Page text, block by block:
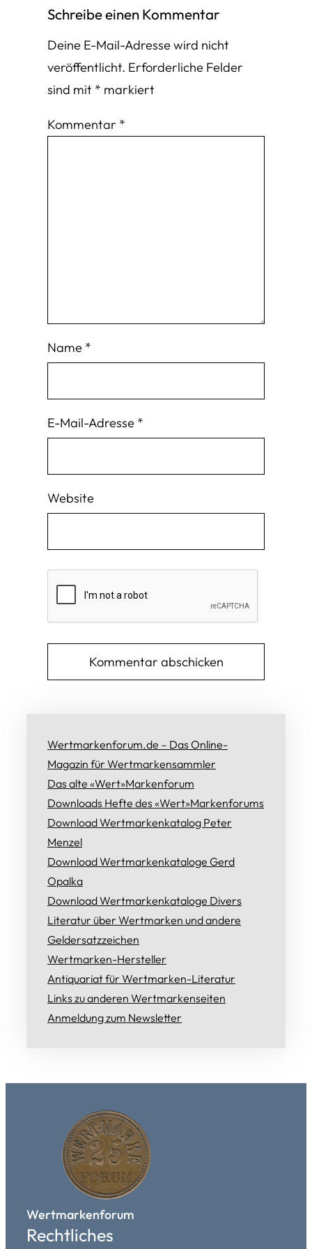
Schreibe einen Kommentar
Deine E-Mail-Adresse wird nicht
veröffentlicht. Erforderliche Felder
sind mit * markiert
Kommentar *
Name *
E-Mail-Adresse *
Website
Wertmarkenforum.de – Das Online-
Magazin für Wertmarkensammler
Das alte «Wert»Markenforum
Downloads Hefte des «Wert»Markenforums
Download Wertmarkenkatalog Peter
Menzel
Download Wertmarkenkataloge Gerd
Opalka
Download Wertmarkenkataloge Divers
Literatur über Wertmarken und andere
Geldersatzzeichen
Wertmarken-Hersteller
Antiquariat für Wertmarken-Literatur
Links zu anderen Wertmarkenseiten
Anmeldung zum Newsletter
Wertmarkenforum
Rechtliches